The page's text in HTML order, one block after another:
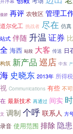
傲娇 再评 农牧区 管理工
道尔化工 挑战者 尽在 仿真
站式 伴随 升温 证券
全 海西 站段 大客 传送 日
构筑 新产品 巡店 中东
海 史晓东 2013年 所得税
视 Communications 有些 不
在 最新技术 再通过 间实
文 调制 个呼 联系人 方
录音 使用范围 排除 隐患


拨